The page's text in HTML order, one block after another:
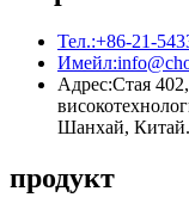
Тел.:+86-21-
Имейл:
Адрес:Стая
Шанхай, Китай.
продукт